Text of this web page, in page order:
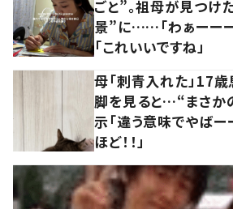
ごと”。祖母が見つけ
景”に……「わぁーーー
「これいいですね」
母「刺青入れた」17歳
脚を見ると…“まさか
示「違う意味でやばー
ほど！！」